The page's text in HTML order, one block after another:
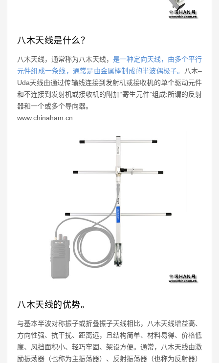
八木天线是什么？
八木天线，通常称为八木天线， 是一种定向天线，由多个平行
元件组成一条线，通常是由金属棒制成的半波偶极子。
八木–
Uda天线由通过传输线连接到发射机或接收机的单个驱动元件
和不连接到发射机或接收机的附加“寄生元件”组成:所谓的反射
器和一个或多个导向器。
www.chinaham.cn
八木天线的优势。
与基本半波对称振子或折叠振子天线相比，八木天线增益高、
方向性强、抗干扰、距离远，且结构简单、材料易得、价格低
廉、风挡面积小、轻巧牢固、架设方便。通常，八木天线由激
励振荡器（也称为主振荡器）、反射振荡器（也称为反射器）